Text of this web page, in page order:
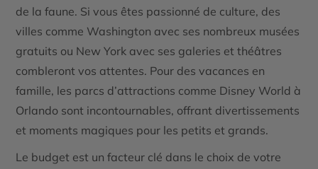
de la faune. Si vous êtes passionné de culture, des
villes comme Washington avec ses nombreux musées
gratuits ou New York avec ses galeries et théâtres
combleront vos attentes. Pour des vacances en
famille, les parcs d’attractions comme Disney World à
Orlando sont incontournables, offrant divertissements
et moments magiques pour les petits et grands.
Le budget est un facteur clé dans le choix de votre